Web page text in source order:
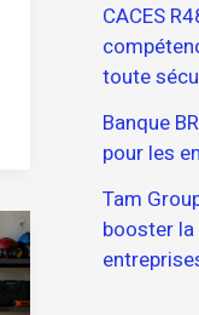
CACES
toute
Banque
pour les
Tam
booster